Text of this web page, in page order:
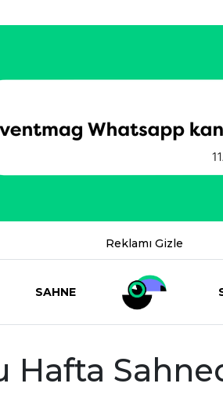
Reklamı Gizle
SAHNE
Hafta